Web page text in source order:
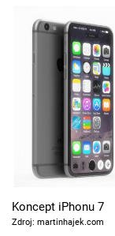
Filmy
Seriály
Cool Esport
TV Program
Koncept iPhonu 7
Zdroj: martinhajek.com